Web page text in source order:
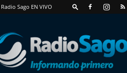
Radio Sago EN VIVO
RadioSago